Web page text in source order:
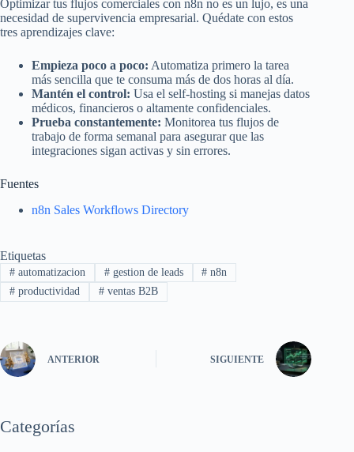
Optimizar tus flujos comerciales con n8n no es un lujo, es una
necesidad de supervivencia empresarial. Quédate con estos
tres aprendizajes clave:
Empieza poco a poco: Automatiza primero la tarea
más sencilla que te consuma más de dos horas al día.
Mantén el control: Usa el self-hosting si manejas datos
médicos, financieros o altamente confidenciales.
Prueba constantemente: Monitorea tus flujos de
trabajo de forma semanal para asegurar que las
integraciones sigan activas y sin errores.
Fuentes
n8n Sales Workflows Directory
Etiquetas
#automatizacion #gestion de leads # n8n
#productividad #ventas B2B
ANTERIOR SIGUIENTE
Categorías